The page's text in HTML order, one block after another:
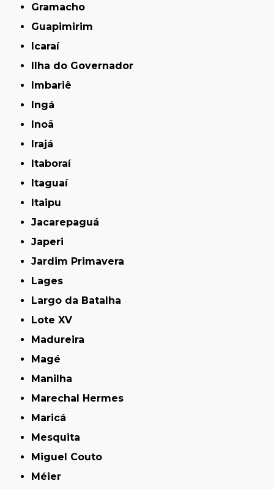
Gramacho
Guapimirim
Icaraí
Ilha do Governador
Imbariê
Ingá
Inoã
Irajá
Itaboraí
Itaguaí
Itaipu
Jacarepaguá
Japeri
Jardim Primavera
Lages
Largo da Batalha
Lote XV
Madureira
Magé
Manilha
Marechal Hermes
Maricá
Mesquita
Miguel Couto
Méier